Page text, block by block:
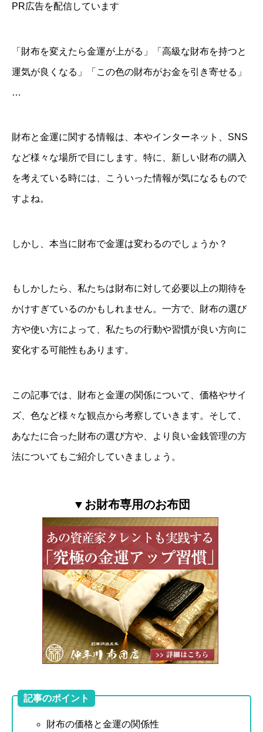
PR広告を配信しています
「財布を変えたら金運が上がる」「高級な財布を持つと
運気が良くなる」「この色の財布がお金を引き寄せる」
…
財布と金運に関する情報は、本やインターネット、SNS
など様々な場所で目にします。特に、新しい財布の購入
を考えている時には、こういった情報が気になるもので
すよね。
しかし、本当に財布で金運は変わるのでしょうか？
もしかしたら、私たちは財布に対して必要以上の期待を
かけすぎているのかもしれません。一方で、財布の選び
方や使い方によって、私たちの行動や習慣が良い方向に
変化する可能性もあります。
この記事では、財布と金運の関係について、価格やサイ
ズ、色など様々な観点から考察していきます。そして、
あなたに合った財布の選び方や、より良い金銭管理の方
法についてもご紹介していきましょう。
▼お財布専用のお布団
記事のポイント
財布の価格と金運の関係性